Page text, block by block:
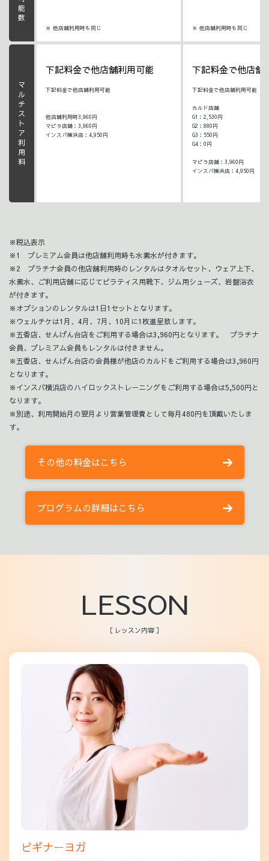
※ 他店舗利用時も同じ ※ 他店舗利用時も同じ
マルチストア利用料
下記料金で他店舗利用可能
下記料金で他店舗利用可能
他店舗利用時3,960円
マピラ店舗：3,960円
インスパ横浜店：4,950円
下記料金で他店舗
下記料金で他店舗利用可能
カルド店舗
G1：2,530円
G2：880円
G3：550円
G4：0円
マピラ店舗：3,960円
インスパ横浜店：4,950円
※税込表示
※1 プレミアム会員は他店舗利用時も水素水が付きます。
※2 プラチナ会員の他店舗利用時のレンタルはタオルセット、ウェア上下、
水素水、ご利用店舗に応じてピラティス用靴下、ジム用シューズ、岩盤浴衣
が付きます。
※オプションのレンタルは1日1セットとなります。
※ウェルチケは1月、4月、7月、10月に1枚進呈致します。
※五香店、せんげん台店をご利用する場合は3,960円となります。 プラチナ
会員、プレミアム会員もレンタルは付きません。
※五香店、せんげん台店の会員様が他店のカルドをご利用する場合は3,960円
となります。
※インスパ横浜店のハイロックストレーニングをご利用する場合は5,500円と
なります。
※別途、利用開始月の翌月より営業管理費として毎月480円を頂戴いたしま
す。
その他の料金はこちら
プログラムの詳細はこちら
LESSON
［ レッスン内容 ］
ビギナーヨガ